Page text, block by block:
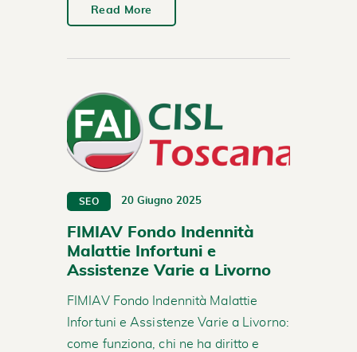
Read More
SEO 20 Giugno 2025
FIMIAV Fondo Indennità
Malattie Infortuni e
Assistenze Varie a Livorno
FIMIAV Fondo Indennità Malattie
Infortuni e Assistenze Varie a Livorno:
come funziona, chi ne ha diritto e